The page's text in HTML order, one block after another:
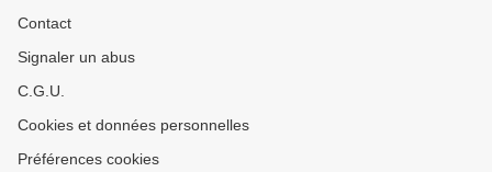
Contact
Signaler un abus
C.G.U.
Cookies et données personnelles
Préférences cookies